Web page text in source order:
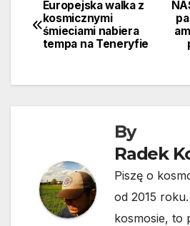
Nawigacja
wpisu
Europejska walka z
kosmicznymi
śmieciami nabiera
tempa na Teneryfie
By
Radek
Piszę o
od 2015
kosmosie, to